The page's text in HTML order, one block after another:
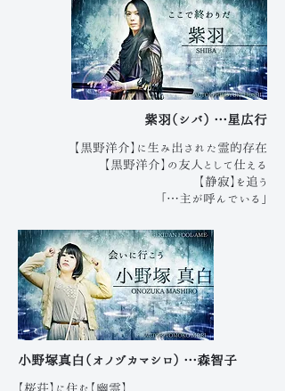
紫羽（シバ） …星広行
【黒野洋介】に生み出された霊的存在
【黒野洋介】の友人として仕える
【静寂】を追う
「…主が呼んでいる」
小野塚真白（オノヅカマシロ） …森智子
【桜荘】に住む【幽霊】